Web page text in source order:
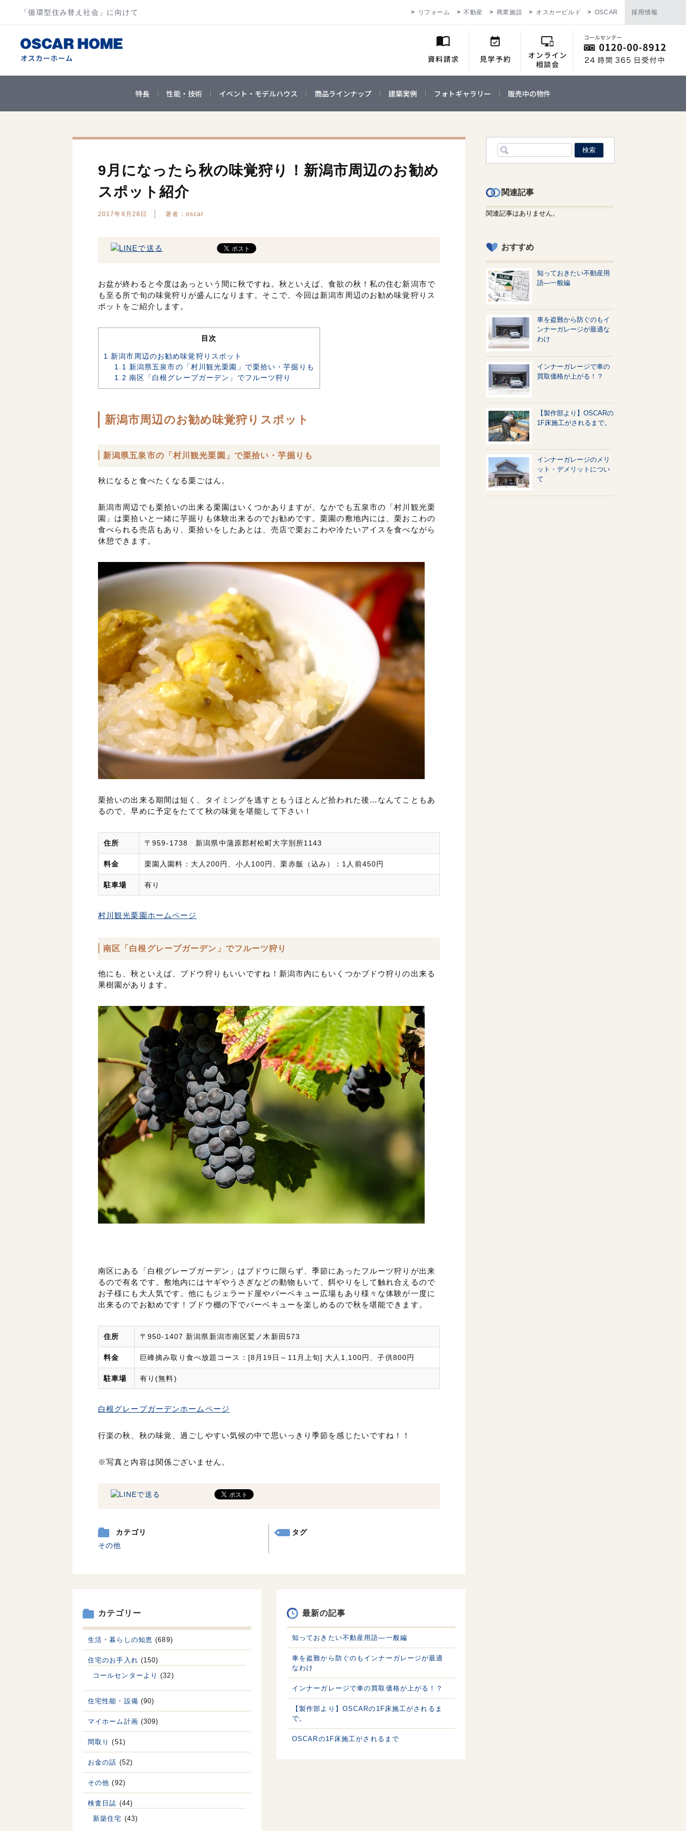
「循環型住み替え社会」に向けて リフォーム 不動産 商業施設 オスカービルド OSCAR 採用情報
特長 性能・技術 イベント・モデルハウス 商品ラインナップ 建築実例 フォトギャラリー 販売中の物件
9月になったら秋の味覚狩り！新潟市周辺のお勧め
スポット紹介
2017年8月28日 著者：oscar
お盆が終わると今度はあっという間に秋ですね。秋といえば、食欲の秋！私の住む新潟市で
も至る所で旬の味覚狩りが盛んになります。そこで、今回は新潟市周辺のお勧め味覚狩りス
ポットをご紹介します。
目次
1 新潟市周辺のお勧め味覚狩りスポット
1.1 新潟県五泉市の「村川観光栗園」で栗拾い・芋掘りも
1.2 南区「白根グレープガーデン」でフルーツ狩り
新潟市周辺のお勧め味覚狩りスポット
新潟県五泉市の「村川観光栗園」で栗拾い・芋掘りも
秋になると食べたくなる栗ごはん。
新潟市周辺でも栗拾いの出来る栗園はいくつかありますが、なかでも五泉市の「村川観光栗
園」は栗拾いと一緒に芋掘りも体験出来るのでお勧めです。栗園の敷地内には、栗おこわの
食べられる売店もあり、栗拾いをしたあとは、売店で栗おこわや冷たいアイスを食べながら
休憩できます。
栗拾いの出来る期間は短く、タイミングを逃すともうほとんど拾われた後…なんてこともあ
るので、早めに予定をたてて秋の味覚を堪能して下さい！
住所 〒959-1738 新潟県中蒲原郡村松町大字別所1143
料金 栗園入園料：大人200円、小人100円、栗赤飯（込み）：1人前450円
駐車場 有り
村川観光栗園ホームページ
南区「白根グレープガーデン」でフルーツ狩り
他にも、秋といえば、ブドウ狩りもいいですね！新潟市内にもいくつかブドウ狩りの出来る
果樹園があります。
南区にある「白根グレープガーデン」はブドウに限らず、季節にあったフルーツ狩りが出来
るので有名です。敷地内にはヤギやうさぎなどの動物もいて、餌やりをして触れ合えるので
お子様にも大人気です。他にもジェラード屋やバーベキュー広場もあり様々な体験が一度に
出来るのでお勧めです！ブドウ棚の下でバーベキューを楽しめるので秋を堪能できます。
住所 〒950-1407 新潟県新潟市南区鷲ノ木新田573
料金 巨峰摘み取り食べ放題コース：[8月19日～11月上旬] 大人1,100円、子供800円
駐車場 有り(無料)
白根グレープガーデンホームページ
行楽の秋、秋の味覚、過ごしやすい気候の中で思いっきり季節を感じたいですね！！
※写真と内容は関係ございません。
カテゴリ
その他
タグ
最新の記事
知っておきたい不動産用語—一般編
車を盗難から防ぐのもインナーガレージが最適
なわけ
インナーガレージで車の買取価格が上がる！？
【製作部より】OSCARの1F床施工がされるま
で。
OSCARの1F床施工がされるまで
カテゴリー
生活・暮らしの知恵 (689)
住宅のお手入れ (150)
コールセンターより (32)
住宅性能・設備 (90)
マイホーム計画 (309)
間取り (51)
お金の話 (52)
その他 (92)
検査日誌 (44)
新築住宅 (43)
関連記事
関連記事はありません。
おすすめ
知っておきたい不動産用
語—一般編
車を盗難から防ぐのもイ
ンナーガレージが最適な
わけ
インナーガレージで車の
買取価格が上がる！？
【製作部より】OSCARの
1F床施工がされるまで。
インナーガレージのメリ
ット・デメリットについ
て